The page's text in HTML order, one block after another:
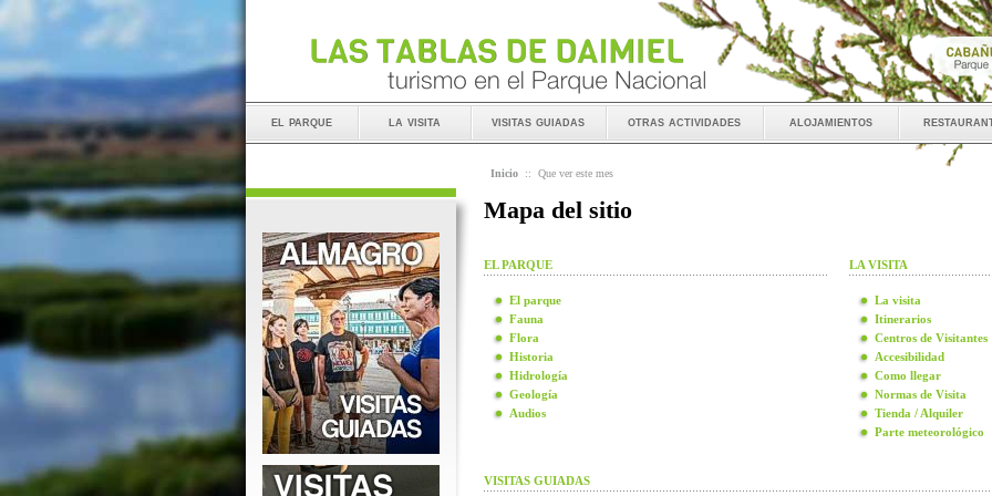
el parque la visita visitas guiadas otras actividades alojamientos
Inicio :: Que ver este mes
Mapa del sitio
EL PARQUE
El parque
Fauna
Flora
Historia
Hidrología
Geología
Audios
LA VISITA
La visita
Itinerarios
Centros de Visitantes
Accesibilidad
Como llegar
Normas de Visita
Tienda / Alquiler
Parte meteorológico
VISITAS GUIADAS